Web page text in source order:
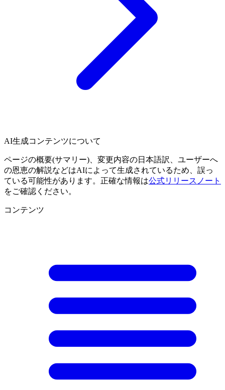
AI生成コンテンツについて
ページの概要(サマリー)、変更内容の日本語訳、ユーザーへ
の恩恵の解説などはAIによって生成されているため、誤っ
ている可能性があります。正確な情報は公式リリースノート
をご確認ください。
コンテンツ